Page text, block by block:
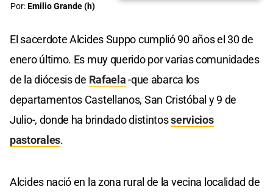
Por:Emilio Grande (h)
El sacerdote Alcides Suppo cumplió 90 años el 30 de
enero último. Es muy querido por varias comunidades
de la diócesis de Rafaela-que abarca los
departamentos Castellanos, San Cristóbal y 9 de
Julio-, donde ha brindado distintosservicios
pastorales.
Alcides nació en la zona rural de la vecina localidad de